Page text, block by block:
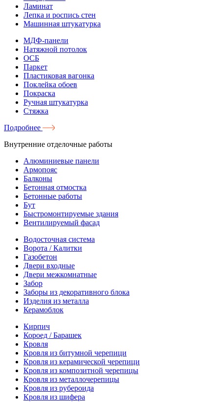
Ламинат
Лепка и роспись стен
Машинная штукатурка
МДФ-панели
Натяжной потолок
ОСБ
Паркет
Пластиковая вагонка
Поклейка обоев
Покраска
Ручная штукатурка
Стяжка
Подробнее
Внутренние отделочные работы
Алюминиевые панели
Армопояс
Балконы
Бетонная отмостка
Бетонные работы
Бут
Быстромонтируемые здания
Вентилируемый фасад
Водосточная система
Ворота / Калитки
Газобетон
Двери входные
Двери межкомнатные
Забор
Заборы из декоративного блока
Изделия из металла
Керамоблок
Кирпич
Короед / Барашек
Кровля
Кровля из битумной черепици
Кровля из керамической черепици
Кровля из композитной черепицы
Кровля из металлочерепицы
Кровля из рубероида
Кровля из шифера